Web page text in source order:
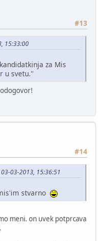
#13
15:33:00
za Mis
u svetu."
#14
03-2013, 15:36:51
stvarno
meni. on uvek potprcava